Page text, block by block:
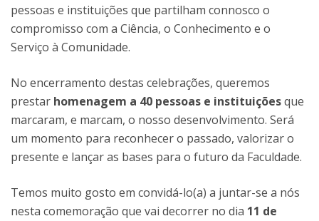
pessoas e instituições que partilham connosco o
compromisso com a Ciência, o Conhecimento e o
Serviço à Comunidade.
No encerramento destas celebrações, queremos
prestar homenagem a 40 pessoas e instituiçõesque
marcaram, e marcam, o nosso desenvolvimento. Será
um momento para reconhecer o passado, valorizar o
presente e lançar as bases para o futuro da Faculdade.
Temos muito gosto em convidá-lo(a) a juntar-se a nós
nesta comemoração que vai decorrer no dia 11 de